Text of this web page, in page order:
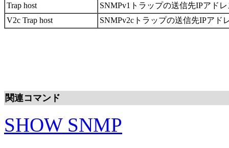
Trap host
SNMPv1トラップの送信先IPアド
V2c Trap host
SNMPv2cトラップの送信先IPアド
関連コマンド
SHOW SNMP